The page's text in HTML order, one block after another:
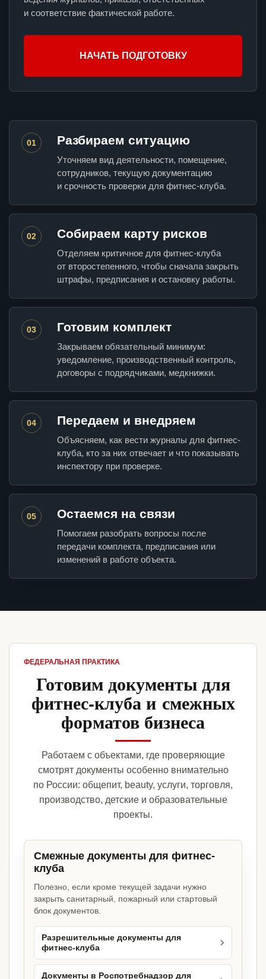
и соответствие фактической работе.
НАЧАТЬ ПОДГОТОВКУ
01 Разбираем ситуацию
Уточняем вид деятельности, помещение,
сотрудников, текущую документацию
и срочность проверки для фитнес-клуба.
02 Собираем карту рисков
Отделяем критичное для фитнес-клуба
от второстепенного, чтобы сначала закрыть
штрафы, предписания и остановку работы.
03 Готовим комплект
Закрываем обязательный минимум:
уведомление, производственный контроль,
договоры с подрядчиками, медкнижки.
04 Передаем и внедряем
Объясняем, как вести журналы для фитнес-
клуба, кто за них отвечает и что показывать
инспектору при проверке.
05 Остаемся на связи
Помогаем разобрать вопросы после
передачи комплекта, предписания или
изменений в работе объекта.
ФЕДЕРАЛЬНАЯ ПРАКТИКА
Готовим документы для
фитнес-клуба и смежных
форматов бизнеса
Работаем с объектами, где проверяющие
смотрят документы особенно внимательно
по России: общепит, beauty, услуги, торговля,
производство, детские и образовательные
проекты.
Смежные документы для фитнес-
клуба
Полезно, если кроме текущей задачи нужно
закрыть санитарный, пожарный или стартовый
блок документов.
Разрешительные документы для
фитнес-клуба
Документы в Роспотребнадзор для